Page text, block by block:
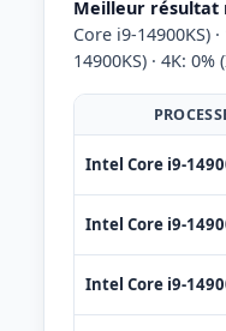
Meilleur résultat
Core i9-14900KS)
14900KS) · 4K:
Intel Core i9-
Intel Core i9-
Intel Core i9-